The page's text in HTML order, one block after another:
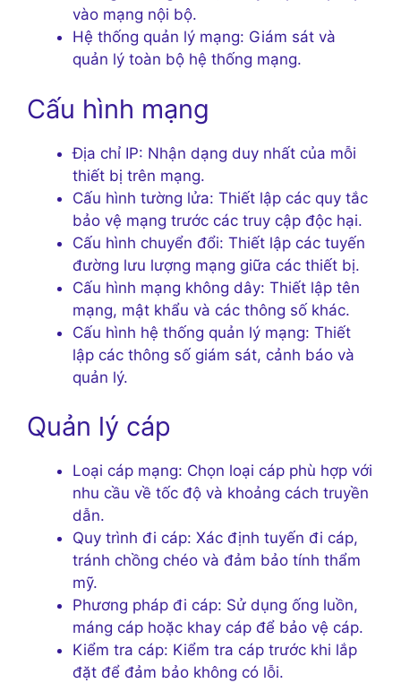
vào mạng nội bộ.
Hệ thống quản lý mạng: Giám sát và
quản lý toàn bộ hệ thống mạng.
Cấu hình mạng
Địa chỉ IP: Nhận dạng duy nhất của mỗi
thiết bị trên mạng.
Cấu hình tường lửa: Thiết lập các quy tắc
bảo vệ mạng trước các truy cập độc hại.
Cấu hình chuyển đổi: Thiết lập các tuyến
đường lưu lượng mạng giữa các thiết bị.
Cấu hình mạng không dây: Thiết lập tên
mạng, mật khẩu và các thông số khác.
Cấu hình hệ thống quản lý mạng: Thiết
lập các thông số giám sát, cảnh báo và
quản lý.
Quản lý cáp
Loại cáp mạng: Chọn loại cáp phù hợp với
nhu cầu về tốc độ và khoảng cách truyền
dẫn.
Quy trình đi cáp: Xác định tuyến đi cáp,
tránh chồng chéo và đảm bảo tính thẩm
mỹ.
Phương pháp đi cáp: Sử dụng ống luồn,
máng cáp hoặc khay cáp để bảo vệ cáp.
Kiểm tra cáp: Kiểm tra cáp trước khi lắp
đặt để đảm bảo không có lỗi.